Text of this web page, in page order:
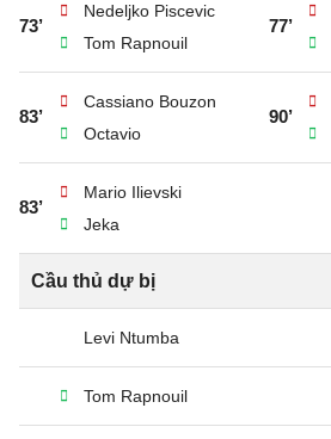
73’
Nedeljko Piscevic
Tom Rapnouil
77’
83’
Cassiano Bouzon
Octavio
90’
83’
Mario Ilievski
Jeka
Cầu thủ dự bị
Levi Ntumba
Tom Rapnouil